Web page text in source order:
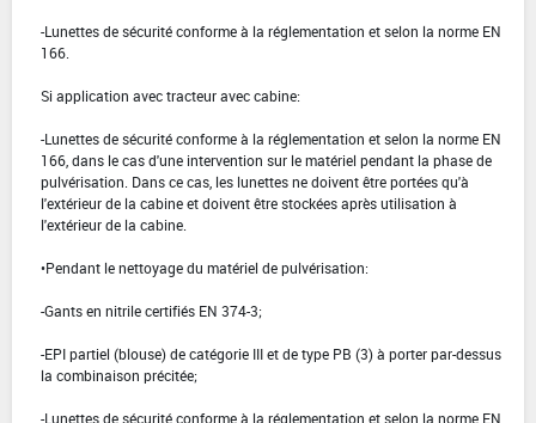
-Lunettes de sécurité conforme à la réglementation et selon la norme EN
166.
Si application avec tracteur avec cabine:
-Lunettes de sécurité conforme à la réglementation et selon la norme EN
166, dans le cas d'une intervention sur le matériel pendant la phase de
pulvérisation. Dans ce cas, les lunettes ne doivent être portées qu'à
l'extérieur de la cabine et doivent être stockées après utilisation à
l'extérieur de la cabine.
•Pendant le nettoyage du matériel de pulvérisation:
-Gants en nitrile certifiés EN 374-3;
-EPI partiel (blouse) de catégorie III et de type PB (3) à porter par-dessus
la combinaison précitée;
-Lunettes de sécurité conforme à la réglementation et selon la norme EN